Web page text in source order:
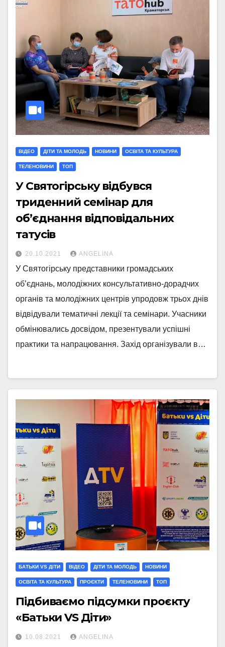
ВІДЕО ДІТИ ТА МОЛОДЬ НОВИНИ ОСВІТА ТА КУЛЬТУРА
ТЕЛЕНОВИНИ ТОП
У Святогірську відбувся
триденний семінар для
об’єднання відповідальних
татусів
20.10.2021 ANGELINA
У Святогірську представники громадських
об’єднань, молодіжних консультативно-дорадчих
органів та молодіжних центрів упродовж трьох днів
відвідували тематичні лекції та семінари. Учасники
обмінювались досвідом, презентували успішні
практики та напрацювання. Захід організували в…
БАТЬКИ VS ДІТИ ВІДЕО ДІТИ ТА МОЛОДЬ НОВИНИ
ОСВІТА ТА КУЛЬТУРА ПРОЄКТИ ТЕЛЕНОВИНИ ТОП
Підбиваємо підсумки проєкту
«Батьки VS Діти»
10.08.2021 ANGELINA